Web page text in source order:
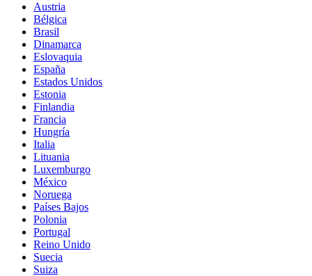
Austria
Bélgica
Brasil
Dinamarca
Eslovaquia
España
Estados Unidos
Estonia
Finlandia
Francia
Hungría
Italia
Lituania
Luxemburgo
México
Noruega
Países Bajos
Polonia
Portugal
Reino Unido
Suecia
Suiza